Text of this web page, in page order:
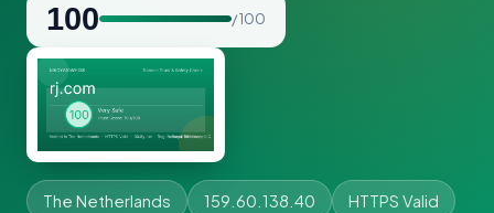
100 / 100
The Netherlands 159.60.138.40 HTTPS Valid